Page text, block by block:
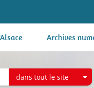
Archives
dans tout le site